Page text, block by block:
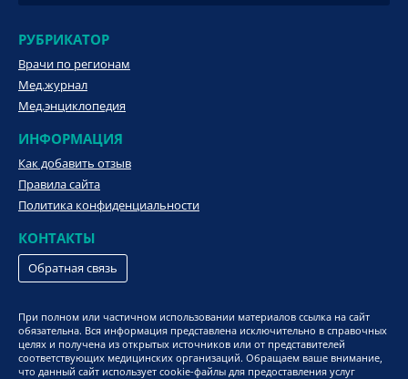
РУБРИКАТОР
Врачи по регионам
Мед.журнал
Мед.энциклопедия
ИНФОРМАЦИЯ
Как добавить отзыв
Правила сайта
Политика конфиденциальности
КОНТАКТЫ
Обратная связь
При полном или частичном использовании материалов ссылка на сайт
обязательна. Вся информация представлена исключительно в справочных
целях и получена из открытых источников или от представителей
соответствующих медицинских организаций. Обращаем ваше внимание,
что данный сайт использует cookie-файлы для предоставления услуг